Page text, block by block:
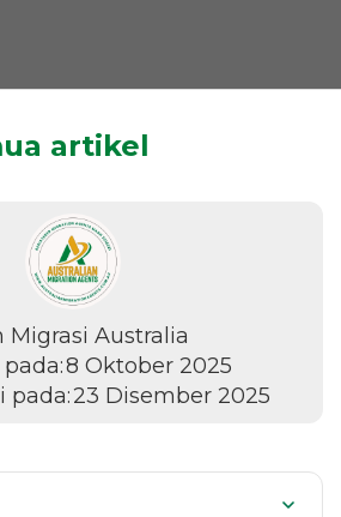
artikel
Migrasi Australia
8 Oktober 2025
pada:23 Disember 2025